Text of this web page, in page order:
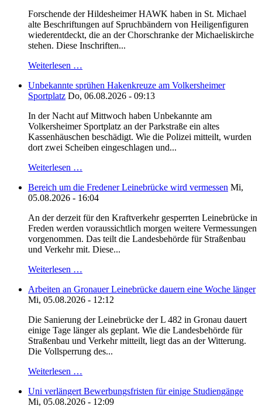
Forschende der Hildesheimer HAWK haben in St. Michael
alte Beschriftungen auf Spruchbändern von Heiligenfiguren
wiederentdeckt, die an der Chorschranke der Michaeliskirche
stehen. Diese Inschriften...
Weiterlesen …
Unbekannte sprühen Hakenkreuze am Volkersheimer
Sportplatz Do, 06.08.2026 - 09:13
In der Nacht auf Mittwoch haben Unbekannte am
Volkersheimer Sportplatz an der Parkstraße ein altes
Kassenhäuschen beschädigt. Wie die Polizei mitteilt, wurden
dort zwei Scheiben eingeschlagen und...
Weiterlesen …
Bereich um die Fredener Leinebrücke wird vermessen Mi,
05.08.2026 - 16:04
An der derzeit für den Kraftverkehr gesperrten Leinebrücke in
Freden werden voraussichtlich morgen weitere Vermessungen
vorgenommen. Das teilt die Landesbehörde für Straßenbau
und Verkehr mit. Diese...
Weiterlesen …
Arbeiten an Gronauer Leinebrücke dauern eine Woche länger
Mi, 05.08.2026 - 12:12
Die Sanierung der Leinebrücke der L 482 in Gronau dauert
einige Tage länger als geplant. Wie die Landesbehörde für
Straßenbau und Verkehr mitteilt, liegt das an der Witterung.
Die Vollsperrung des...
Weiterlesen …
Uni verlängert Bewerbungsfristen für einige Studiengänge
Mi, 05.08.2026 - 12:09